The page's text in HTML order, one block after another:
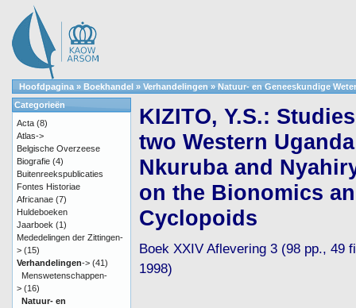
Hoofdpagina » Boekhandel » Verhandelingen » Natuur- en Geneeskundige
KIZITO, Y.S.:
two Western
Nkuruba and
on the Bionomics
Cyclopoids
Boek XXIV Aflevering 3 (98 pp., 49
1998)
Categorieën
Acta (8)
Atlas->
Belgische Overzeese
Biografie (4)
Buitenreekspublicaties
Fontes Historiae
Africanae (7)
Huldeboeken
Jaarboek (1)
Mededelingen der Zittingen-
> (15)
Verhandelingen-> (41)
Menswetenschappen-
> (16)
Natuur- en